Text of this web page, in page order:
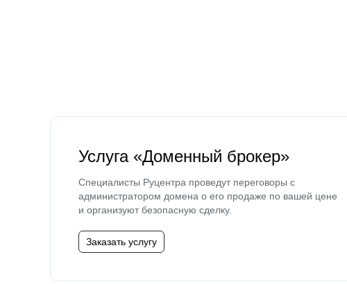
Услуга «Доменный брокер»
Специалисты Руцентра проведут переговоры с
администратором домена о его продаже по вашей цене
и организуют безопасную сделку.
Заказать услугу